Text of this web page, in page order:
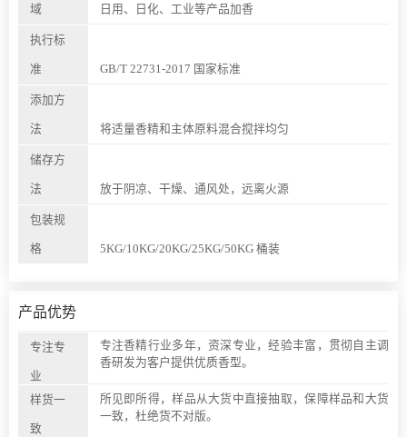
域 日用、日化、工业等产品加香
执行标
准 GB/T 22731-2017 国家标准
添加方
法 将适量香精和主体原料混合搅拌均匀
储存方
法 放于阴凉、干燥、通风处，远离火源
包装规
格 5KG/10KG/20KG/25KG/50KG 桶装
产品优势
专注专
业
专注香精行业多年，资深专业，经验丰富，贯彻自主调
香研发为客户提供优质香型。
样货一
致
所见即所得，样品从大货中直接抽取，保障样品和大货
一致，杜绝货不对版。